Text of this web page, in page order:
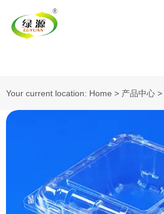
Your current location: Home > 产品中心 >